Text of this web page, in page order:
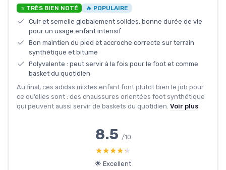
⭐ TRÈS BIEN NOTÉ 🔥 POPULAIRE
Cuir et semelle globalement solides, bonne durée de vie
pour un usage enfant intensif
Bon maintien du pied et accroche correcte sur terrain
synthétique et bitume
Polyvalente : peut servir à la fois pour le foot et comme
basket du quotidien
Au final, ces adidas mixtes enfant font plutôt bien le job pour
ce qu’elles sont : des chaussures orientées foot synthétique
qui peuvent aussi servir de baskets du quotidien. Voir plus
8.5 /10
★★★★★
★★★★★
🌟 Excellent